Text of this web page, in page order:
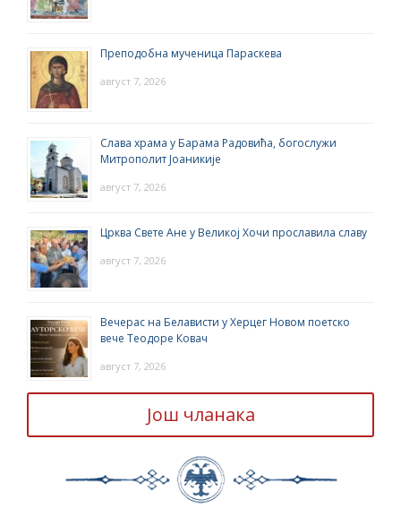
Преподобна мученица Параскева
август 7, 2026
Слава храма у Барама Радовића, богослужи
Митрополит Јоаникије
август 7, 2026
Црква Свете Ане у Великој Хочи прославила славу
август 7, 2026
Вечерас на Белависти у Херцег Новом поетско
вече Теодоре Ковач
август 7, 2026
Још чланака